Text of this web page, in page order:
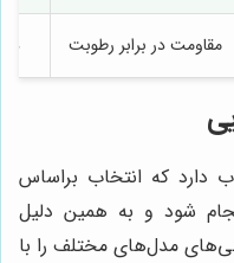
مقاومت در برابر رطوبت
دارد که انتخاب براساس
شود و به همین دلیل
مدل‌های مختلف را با